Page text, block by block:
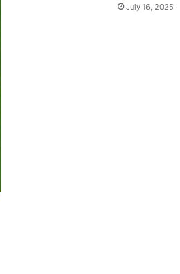
July 16, 2025